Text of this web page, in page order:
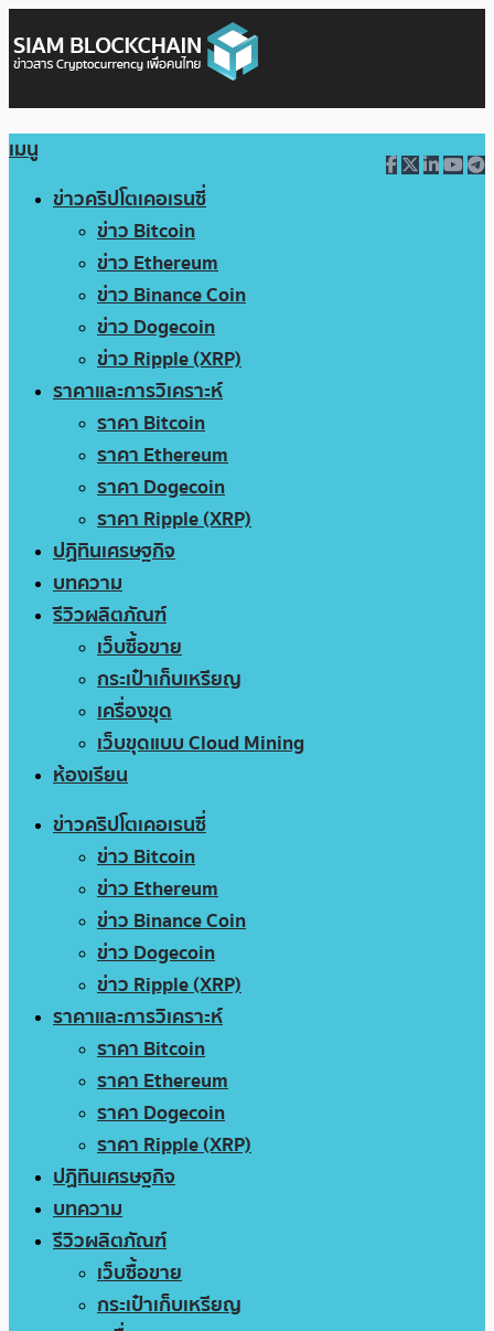
เมนู
ข่าวคริปโตเคอเรนซี่
ข่าว Bitcoin
ข่าว Ethereum
ข่าว Binance Coin
ข่าว Dogecoin
ข่าว Ripple (XRP)
ราคาและการวิเคราะห์
ราคา Bitcoin
ราคา Ethereum
ราคา Dogecoin
ราคา Ripple (XRP)
ปฏิทินเศรษฐกิจ
บทความ
รีวิวผลิตภัณฑ์
เว็บซื้อขาย
กระเป๋าเก็บเหรียญ
เครื่องขุด
เว็บขุดแบบ Cloud Mining
ห้องเรียน
ข่าวคริปโตเคอเรนซี่
ข่าว Bitcoin
ข่าว Ethereum
ข่าว Binance Coin
ข่าว Dogecoin
ข่าว Ripple (XRP)
ราคาและการวิเคราะห์
ราคา Bitcoin
ราคา Ethereum
ราคา Dogecoin
ราคา Ripple (XRP)
ปฏิทินเศรษฐกิจ
บทความ
รีวิวผลิตภัณฑ์
เว็บซื้อขาย
กระเป๋าเก็บเหรียญ